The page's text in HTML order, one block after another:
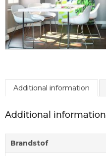
Additional information
Additional information
Brandstof